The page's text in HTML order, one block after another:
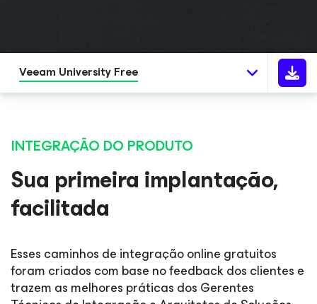
Veeam University Free
INTEGRAÇÃO DO PRODUTO
Sua primeira implantação,
facilitada
Esses caminhos de integração online gratuitos
foram criados com base no feedback dos clientes e
trazem as melhores práticas dos Gerentes